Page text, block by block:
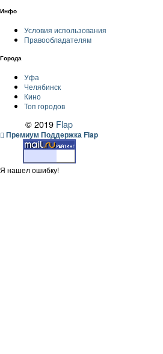
Инфо
Условия использования
Правообладателям
Города
Уфа
Челябинск
Кино
Топ городов
© 2019 Flap
Премиум Поддержка Flap
Я нашел ошибку!